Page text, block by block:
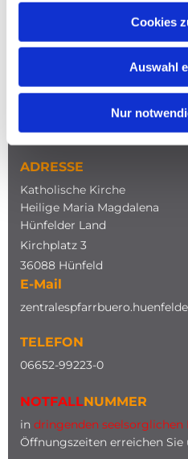
Cookies
Auswahl
Nur
ADRESSE
Katholische Kirche
Heilige Maria Magdalena
Hünfelder Land
Kirchplatz 3
36088 Hünfeld
E-Mail
TELEFON
06652-99223-0
NOTFALLNUMMER
in dringenden seelsorglichen
Öffnungszeiten erreichen